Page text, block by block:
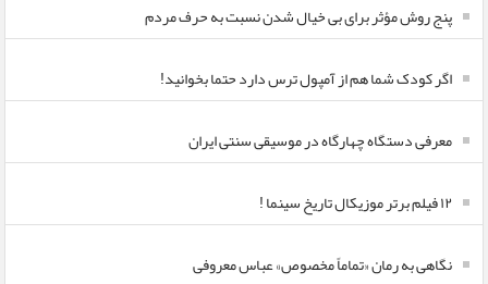
پنج روش مؤثر برای بی خیال شدن نسبت به حرف مردم
اگر کودک شما هم از آمپول ترس دارد حتما بخوانید!
معرفی دستگاه چهارگاه در موسیقی سنتی ایران
۱۲ فیلم برتر موزیکال تاریخ سینما !
نگاهی به رمان «تماماً مخصوص» عباس معروفی